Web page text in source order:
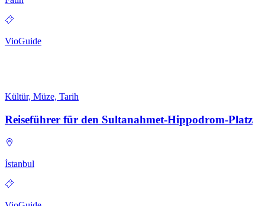
VioGuide
Kültür, Müze, Tarih
Reiseführer für den Sultanahmet-Hippodrom-Platz
İstanbul